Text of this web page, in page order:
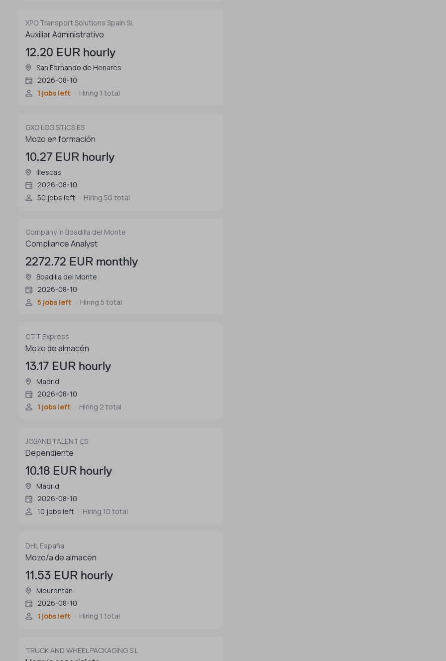
XPO Transport Solutions Spain SL
Auxiliar Administrativo
12.20 EUR hourly
San Fernando de Henares
2026-08-10
1 jobs left
Hiring 1 total
GXO LOGISTICS ES
Mozo en formación
10.27 EUR hourly
Illescas
2026-08-10
50 jobs left
Hiring 50 total
Company in Boadilla del Monte
Compliance Analyst
2272.72 EUR monthly
Boadilla del Monte
2026-08-10
5 jobs left
Hiring 5 total
CTT Express
Mozo de almacén
13.17 EUR hourly
Madrid
2026-08-10
1 jobs left
Hiring 2 total
JOBANDTALENT ES
Dependiente
10.18 EUR hourly
Madrid
2026-08-10
10 jobs left
Hiring 10 total
DHL España
Mozo/a de almacén
11.53 EUR hourly
Mourentán
2026-08-10
1 jobs left
Hiring 1 total
TRUCK AND WHEEL PACKAGING S.L